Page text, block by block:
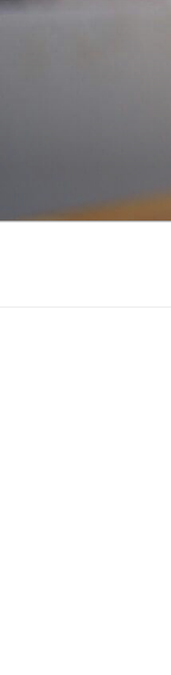
Skip